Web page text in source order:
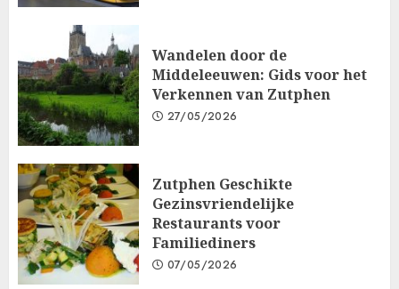
Wandelen door de
Middeleeuwen: Gids voor het
Verkennen van Zutphen
27/05/2026
Zutphen Geschikte
Gezinsvriendelijke
Restaurants voor
Familiediners
07/05/2026